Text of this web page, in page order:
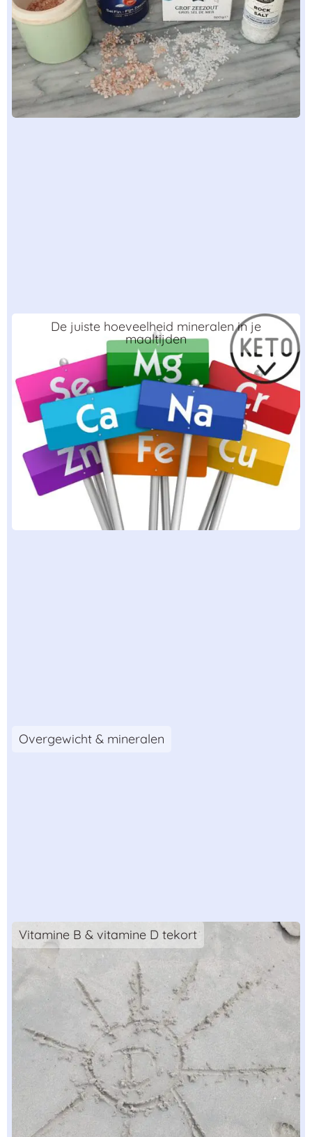
De juiste hoeveelheid mineralen in je
maaltijden
Overgewicht & mineralen
Vitamine B & vitamine D tekort